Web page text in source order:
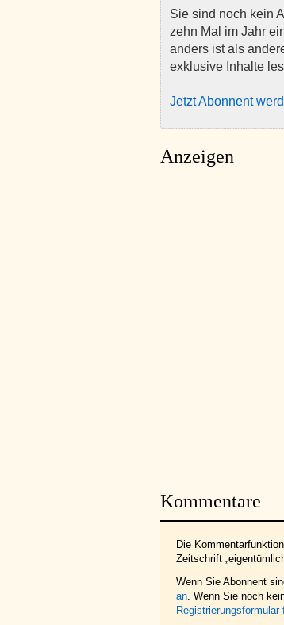
Sie sind noch kein
zehn Mal im Jahr
anders ist als
exklusive Inhalte
Jetzt Abonnent
Anzeigen
Kommentare
Die
Zeitschrift
Wenn Sie Abonnent
an. Wenn Sie noch
Registrierungsformular